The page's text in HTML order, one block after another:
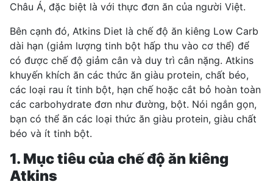
Châu Á, đặc biệt là với thực đơn ăn của người Việt.
Bên cạnh đó, Atkins Diet là chế độ ăn kiêng Low Carb
dài hạn (giảm lượng tinh bột hấp thu vào cơ thể) để
có được chế độ giảm cân và duy trì cân nặng. Atkins
khuyến khích ăn các thức ăn giàu protein, chất béo,
các loại rau ít tinh bột, hạn chế hoặc cắt bỏ hoàn toàn
các carbohydrate đơn như đường, bột. Nói ngắn gọn,
bạn có thể ăn các loại thức ăn giàu protein, giàu chất
béo và ít tinh bột.
1. Mục tiêu của chế độ ăn kiêng
Atkins